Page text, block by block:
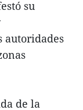
su
autoridades
de la